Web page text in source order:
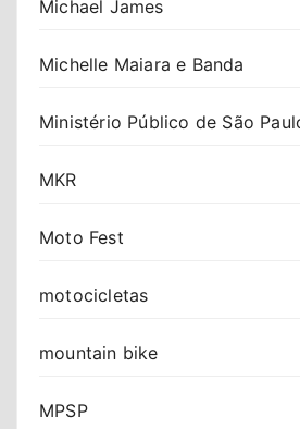
Michael James
Michelle Maiara e Banda
Ministério Público de São
MKR
Moto Fest
motocicletas
mountain bike
MPSP